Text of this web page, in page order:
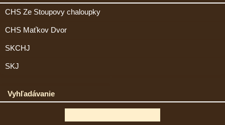
CHS Ze Stoupovy chaloupky
CHS Maťkov Dvor
SKCHJ
SKJ
Vyhľadávanie